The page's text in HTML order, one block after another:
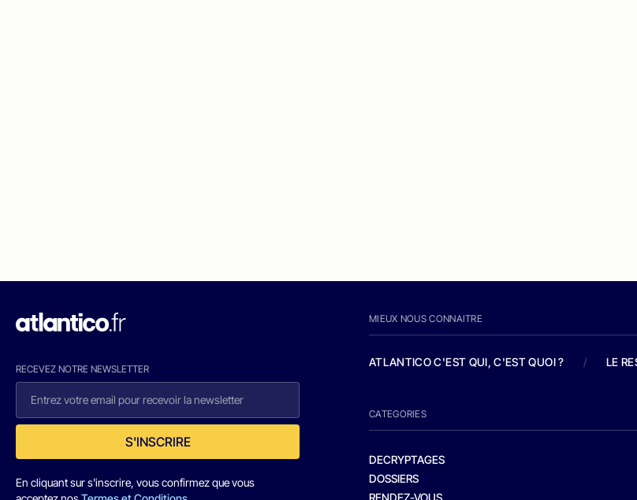
RECEVEZ NOTRE NEWSLETTER
S'INSCRIRE
En cliquant sur s'inscrire, vous confirmez que vous
MIEUX NOUS CONNAITRE
ATLANTICO C'EST QUI, C'EST QUOI ? / LE
CATEGORIES
DECRYPTAGES
DOSSIERS
RENDEZ-VOUS